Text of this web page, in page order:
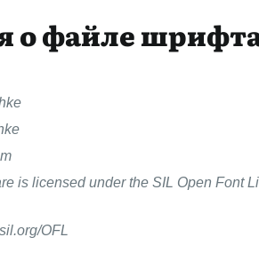
о файле
is licensed under the SIL Open Font
OFL